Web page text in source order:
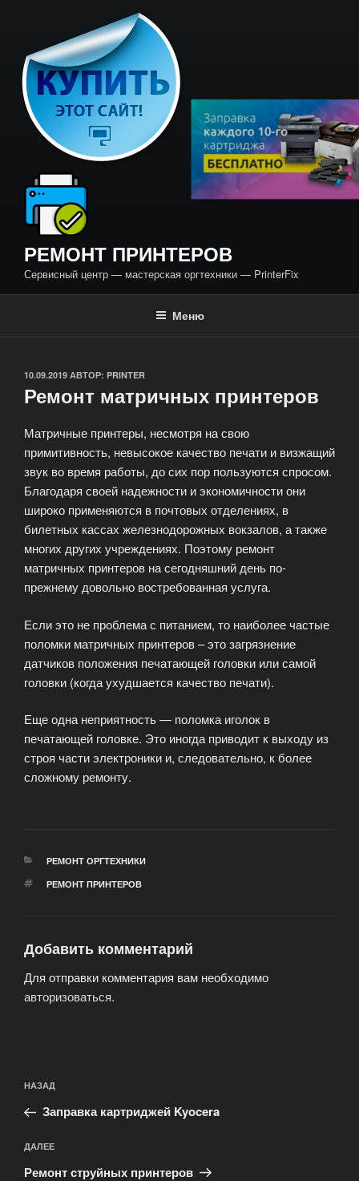
содержимому
РЕМОНТ ПРИНТЕРОВ
Сервисный центр — мастерская оргтехники — PrinterFix
Меню
ОПУБЛИКОВАНО
10.09.2019 АВТОР: PRINTER
Ремонт матричных принтеров
Матричные принтеры, несмотря на свою
примитивность, невысокое качество печати и визжащий
звук во время работы, до сих пор пользуются спросом.
Благодаря своей надежности и экономичности они
широко применяются в почтовых отделениях, в
билетных кассах железнодорожных вокзалов, а также
многих других учреждениях. Поэтому ремонт
матричных принтеров на сегодняшний день по-
прежнему довольно востребованная услуга.
Если это не проблема с питанием, то наиболее частые
поломки матричных принтеров – это загрязнение
датчиков положения печатающей головки или самой
головки (когда ухудшается качество печати).
Еще одна неприятность — поломка иголок в
печатающей головке. Это иногда приводит к выходу из
строя части электроники и, следовательно, к более
сложному ремонту.
РУБРИКИ
РЕМОНТ ОРГТЕХНИКИ
МЕТКИ
РЕМОНТ ПРИНТЕРОВ
Добавить комментарий
Для отправки комментария вам необходимо
авторизоваться.
по
записям
Предыдущая
запись:
НАЗАД
Заправка картриджей Kyocera
Следующая
запись
ДАЛЕЕ
Ремонт струйных принтеров